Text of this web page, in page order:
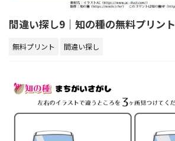
間違い探し9｜知の種の無料プリント
無料プリント 間違い探し